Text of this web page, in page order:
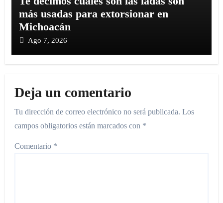
más usadas para extorsionar en
Michoacán
Ago 7, 2026
Deja un comentario
Tu dirección de correo electrónico no será publicada. Los
campos obligatorios están marcados con *
Comentario *